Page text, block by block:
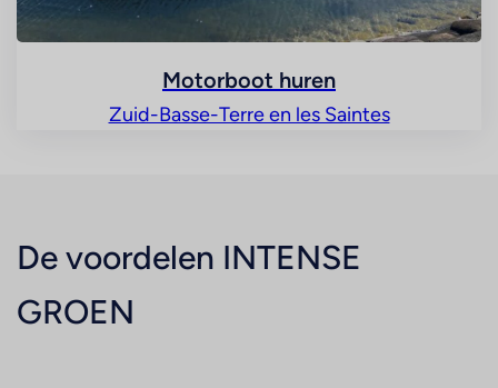
Motorboot huren
Zuid-Basse-Terre en les Saintes
De voordelen INTENSE
GROEN